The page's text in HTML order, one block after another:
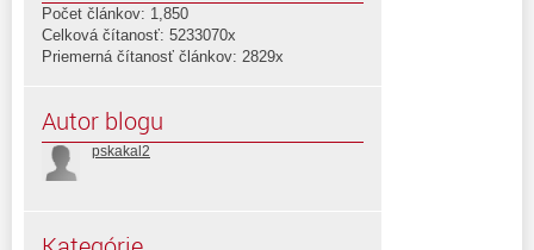
Počet článkov: 1,850
Celková čítanosť: 5233070x
Priemerná čítanosť článkov: 2829x
Autor blogu
pskakal2